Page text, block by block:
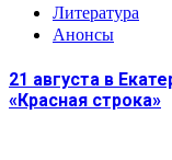
Литература
Анонсы
21 августа в
«Красная строка»